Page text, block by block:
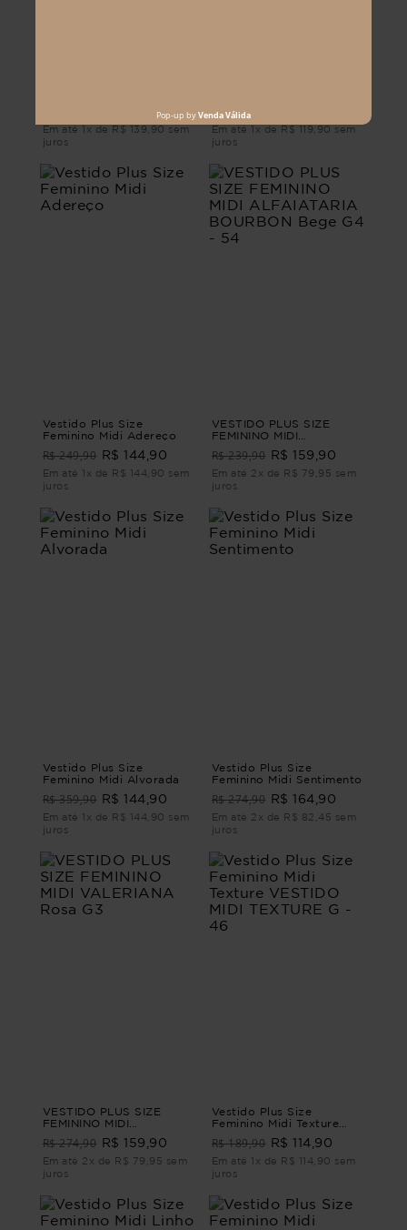
R$ 139,90
Em até 1x de R$ 139,90 sem
juros
R$ 269,90
Em até 1x de R$ 119,90 sem
juros
Vestido Plus Size
Feminino Midi Adereço
R$ 249,90 R$ 144,90
Em até 1x de R$ 144,90 sem
juros
VESTIDO PLUS SIZE
FEMININO MIDI
ALFAIATARIA BOURBON
Bege G4 - 54
R$ 239,90 R$ 159,90
Em até 2x de R$ 79,95 sem
juros
Vestido Plus Size
Feminino Midi Alvorada
R$ 359,90 R$ 144,90
Em até 1x de R$ 144,90 sem
juros
Vestido Plus Size
Feminino Midi Sentimento
R$ 274,90 R$ 164,90
Em até 2x de R$ 82,45 sem
juros
VESTIDO PLUS SIZE
FEMININO MIDI
VALERIANA Rosa G3
R$ 274,90 R$ 159,90
Em até 2x de R$ 79,95 sem
juros
Vestido Plus Size
Feminino Midi Texture
VESTIDO MIDI TEXTURE
G - 46
R$ 189,90 R$ 114,90
Em até 1x de R$ 114,90 sem
juros